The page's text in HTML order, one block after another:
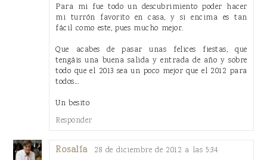
Para mi fue todo un descubrimiento poder hacer
mi turrón favorito en casa, y si encima es tan
fácil como este, pues mucho mejor.
Que acabes de pasar unas felices fiestas, que
tengáis una buena salida y entrada de año y sobre
todo que el 2013 sea un poco mejor que el 2012 para
todos...
Un besito
Responder
Rosalía
28 de diciembre de 2012 a las 5:34